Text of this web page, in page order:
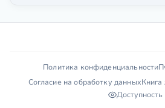
Политика конфиденциальности
Согласие на обработку данных
Доступность